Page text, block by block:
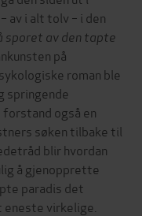
av i alt tolv – i den
sporet av den tapte
på
roman ble
springende
også en
søken tilbake til
blir hvordan
å gjenopprette
paradis det
virkelige.